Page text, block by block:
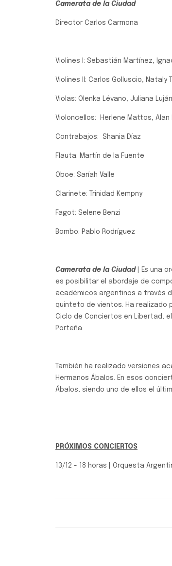
Camerata de la Ciudad
Director Carlos Carmona
Violines I: Sebastián Martínez,
Violines II: Carlos Golluscio,
Violas: Olenka Lévano, Juliana
Violoncellos: Herlene Mattos, Alan
Contrabajos: Shania Díaz
Flauta: Martín de la Fuente
Oboe: Saríah Valle
Clarinete: Trinidad Kempny
Fagot: Selene Benzi
Bombo: Pablo Rodríguez
Camerata de la Ciudad
| Es una
es posibilitar el abordaje de
académicos argentinos a través
quinteto de vientos. Ha realizado
Ciclo de Conciertos en Libertad,
Porteña.
También ha realizado versiones
Hermanos Ábalos. En esos
Ábalos, siendo uno de ellos el
PRÓXIMOS CONCIERTOS
13/12 - 18 horas | Orquesta